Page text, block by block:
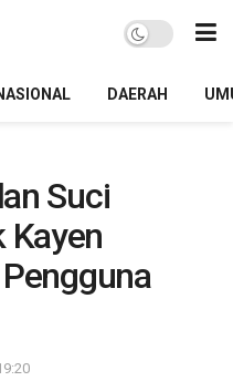
DAERAH
Suci
Kayen